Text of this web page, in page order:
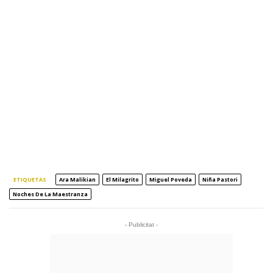
ETIQUETAS Ara Malikian El Milagrito Miguel Poveda
Niña Pastori
Noches De La Maestranza
- Publicitat -